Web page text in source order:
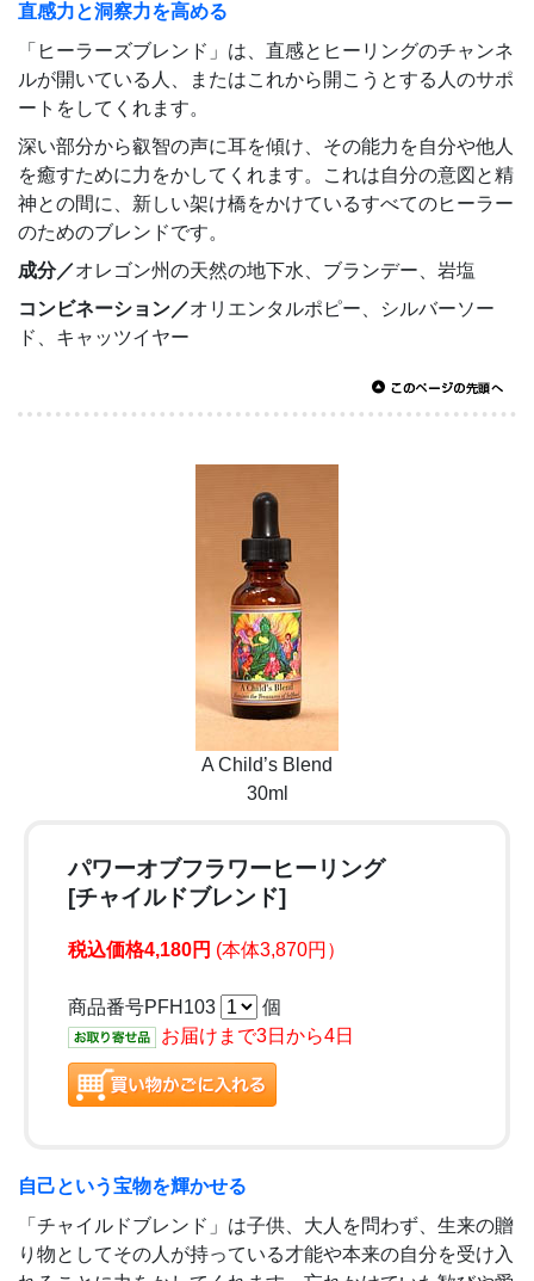
直感力と洞察力を高める
「ヒーラーズブレンド」は、直感とヒーリングのチャンネ
ルが開いている人、またはこれから開こうとする人のサポ
ートをしてくれます。
深い部分から叡智の声に耳を傾け、その能力を自分や他人
を癒すために力をかしてくれます。これは自分の意図と精
神との間に、新しい架け橋をかけているすべてのヒーラー
のためのブレンドです。
成分／オレゴン州の天然の地下水、ブランデー、岩塩
コンビネーション／オリエンタルポピー、シルバーソー
ド、キャッツイヤー
A Child’s Blend
30ml
パワーオブフラワーヒーリング
[チャイルドブレンド]
税込価格4,180円 (本体3,870円）
商品番号PFH103
個
お届けまで3日から4日
自己という宝物を輝かせる
「チャイルドブレンド」は子供、大人を問わず、生来の贈
り物としてその人が持っている才能や本来の自分を受け入